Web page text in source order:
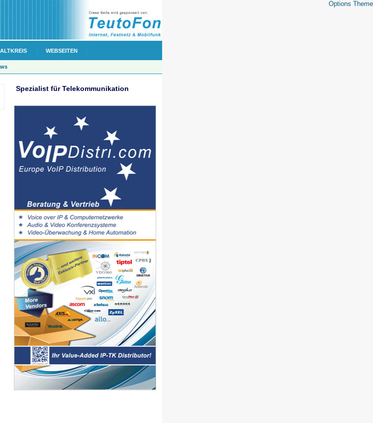
WEBSEITEN
Spezialist für Telekommunikation
Options Theme